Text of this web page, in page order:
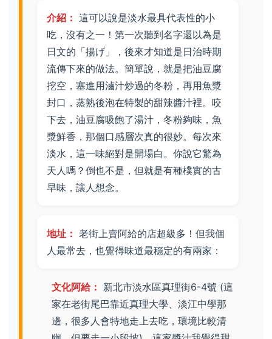
介紹： 這可以說是淡水最具代表性的小
吃，沒有之一！第一次聽到名字還以為是
日文的「揚げ」，後來才知道是日治時期
流傳下來的做法。簡單說，就是把油豆腐
挖空，塞進用滷汁炒過的冬粉，再用魚漿
封口，蒸熟後泡在特製的甜辣醬汁裡。咬
下去，油豆腐吸飽了湯汁，冬粉夠味，魚
漿鮮香，那個口感層次真的很妙。每次來
淡水，這一味絕對是開場白。你說它驚為
天人嗎？倒也不是，但就是有種樸實的古
早味，讓人想念。
地址： 老街上賣阿給的店超級多！但我個
人最常去，也覺得味道最穩定的有兩家：
文化阿給： 新北市淡水區真理街6-4號 (這
家在老街尾巴靠近真理大學、淡江中學那
邊，很多人會特地走上去吃，環境比較清